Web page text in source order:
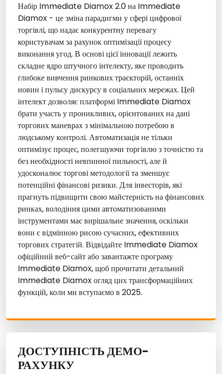
Набір Immediate Diamox 2.0 на Immediate
Diamox - це зміна парадигми у сфері цифрової
торгівлі, що надає конкурентну перевагу
користувачам за рахунок оптимізації процесу
виконання угод. В основі цієї інновації лежить
складне ядро штучного інтелекту, яке проводить
глибоке вивчення ринкових траєкторій, останніх
новин і пульсу дискурсу в соціальних мережах. Цей
інтелект дозволяє платформі Immediate Diamox
брати участь у проникливих, орієнтованих на дані
торгових маневрах з мінімальною потребою в
людському контролі. Автоматизація не тільки
оптимізує процес, полегшуючи торгівлю з точністю та
без необхідності невпинної пильності, але й
удосконалює торгові методології та зменшує
потенційні фінансові ризики. Для інвесторів, які
прагнуть підвищити свою майстерність на фінансових
ринках, володіння цими автоматизованими
інструментами має вирішальне значення, оскільки
вони є відмінною рисою сучасних, ефективних
торгових стратегій. Відвідайте Immediate Diamox
офіційний веб-сайт або завантажте програму
Immediate Diamox, щоб прочитати детальний
Immediate Diamox огляд цих трансформаційних
функцій, коли ми вступаємо в 2025.
ДОСТУПНІСТЬ ДЕМО-
РАХУНКУ